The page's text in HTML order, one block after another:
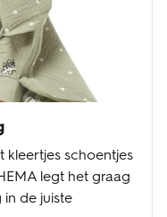
kleertjes schoentjes
legt het graag
in de juiste